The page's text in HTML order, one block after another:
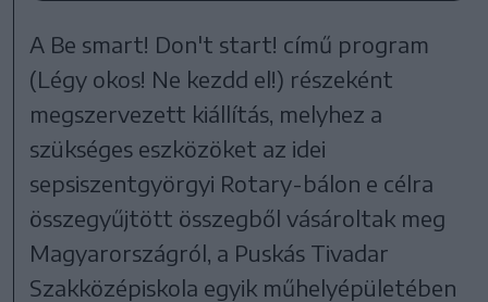
A Be smart! Don't start! című program
(Légy okos! Ne kezdd el!) részeként
megszervezett kiállítás, melyhez a
szükséges eszközöket az idei
sepsiszentgyörgyi Rotary-bálon e célra
összegyűjtött összegből vásároltak meg
Magyarországról, a Puskás Tivadar
Szakközépiskola egyik műhelyépületében